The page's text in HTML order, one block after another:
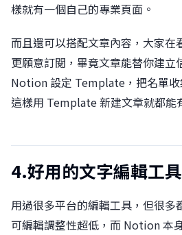
樣就有一個自己的專業頁面。
而且還可以搭配文章內容，大家在
更願意訂閱，畢竟文章能替你建立
Notion 設定 Template，把名單收
這樣用 Template 新建文章就都能
4.好用的文字編輯工具
用過很多平台的編輯工具，但很多
可編輯調整性超低，而 Notion 本